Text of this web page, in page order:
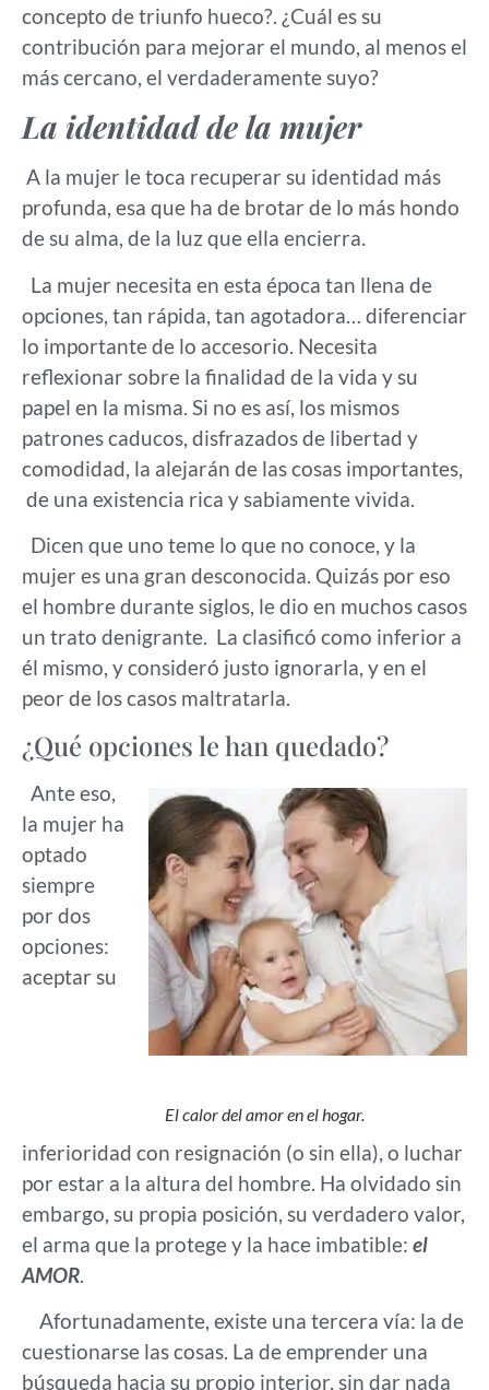
concepto de triunfo hueco?. ¿Cuál es su
contribución para mejorar el mundo, al menos el
más cercano, el verdaderamente suyo?
La identidad de la mujer
A la mujer le toca recuperar su identidad más
profunda, esa que ha de brotar de lo más hondo
de su alma, de la luz que ella encierra.
La mujer necesita en esta época tan llena de
opciones, tan rápida, tan agotadora… diferenciar
lo importante de lo accesorio. Necesita
reflexionar sobre la finalidad de la vida y su
papel en la misma. Si no es así, los mismos
patrones caducos, disfrazados de libertad y
comodidad, la alejarán de las cosas importantes,
de una existencia rica y sabiamente vivida.
Dicen que uno teme lo que no conoce, y la
mujer es una gran desconocida. Quizás por eso
el hombre durante siglos, le dio en muchos casos
un trato denigrante. La clasificó como inferior a
él mismo, y consideró justo ignorarla, y en el
peor de los casos maltratarla.
¿Qué opciones le han quedado?
El calor del amor en el hogar.
Ante eso,
la mujer ha
optado
siempre
por dos
opciones:
aceptar su
inferioridad con resignación (o sin ella), o luchar
por estar a la altura del hombre. Ha olvidado sin
embargo, su propia posición, su verdadero valor,
el arma que la protege y la hace imbatible: el
AMOR
Afortunadamente, existe una tercera vía: la de
cuestionarse las cosas. La de emprender una
búsqueda hacia su propio interior, sin dar nada